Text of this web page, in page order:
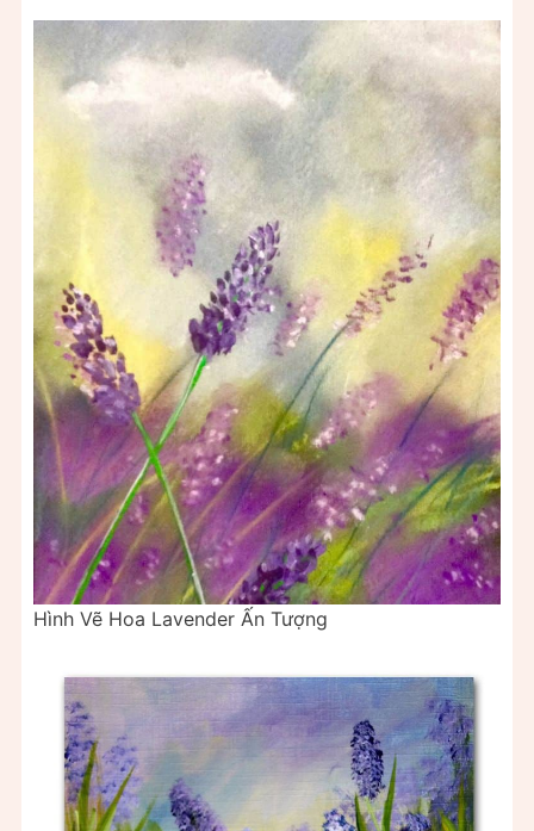
Hình Vẽ Hoa Lavender Ấn Tượng